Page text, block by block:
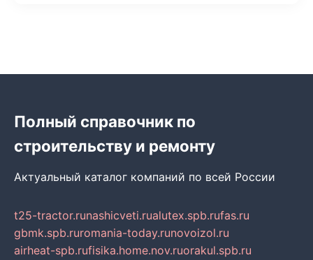
Полный справочник по
строительству и ремонту
Актуальный каталог компаний по всей России
t25-tractor.runashicveti.rualutex.spb.rufas.ru
gbmk.spb.ruromania-today.runovoizol.ru
airheat-spb.rufisika.home.nov.ruorakul.spb.ru